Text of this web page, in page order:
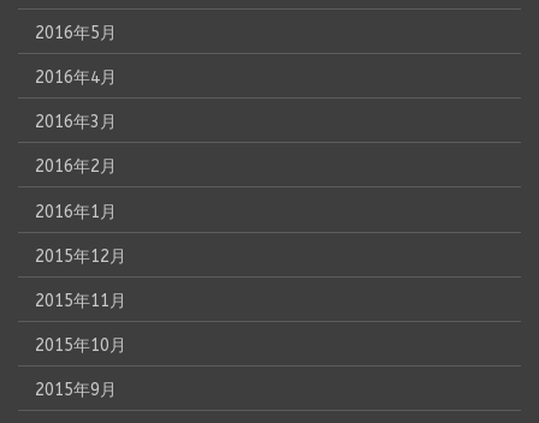
2016年5月
2016年4月
2016年3月
2016年2月
2016年1月
2015年12月
2015年11月
2015年10月
2015年9月